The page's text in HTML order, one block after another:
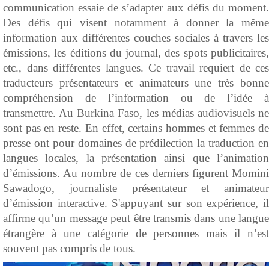
communication essaie de s’adapter aux défis du moment.
Des défis qui visent notamment à donner la même
information aux différentes couches sociales à travers les
émissions, les éditions du journal, des spots publicitaires,
etc., dans différentes langues. Ce travail requiert de ces
traducteurs présentateurs et animateurs une très bonne
compréhension de l’information ou de l’idée à
transmettre. Au Burkina Faso, les médias audiovisuels ne
sont pas en reste. En effet, certains hommes et femmes de
presse ont pour domaines de prédilection la traduction en
langues locales, la présentation ainsi que l’animation
d’émissions. Au nombre de ces derniers figurent Momini
Sawadogo, journaliste présentateur et animateur
d’émission interactive. S'appuyant sur son expérience, il
affirme qu’un message peut être transmis dans une langue
étrangère à une catégorie de personnes mais il n’est
souvent pas compris de tous.